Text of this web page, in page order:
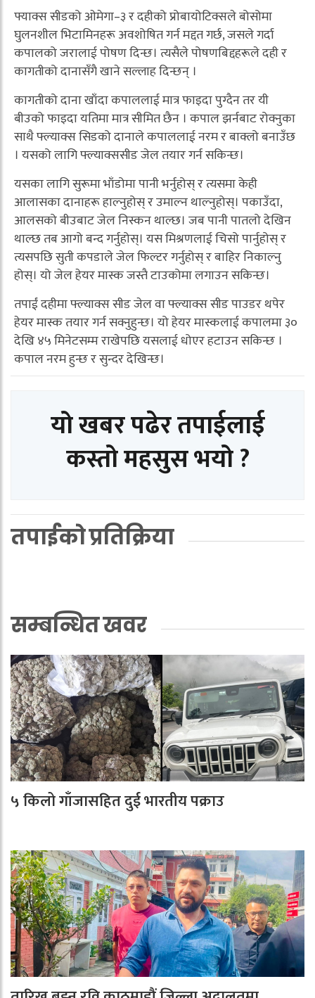
फ्याक्स सीडको ओमेगा–३ र दहीको प्रोबायोटिक्सले बोसोमा
घुलनशील भिटामिनहरू अवशोषित गर्न मद्दत गर्छ, जसले गर्दा
कपालको जरालाई पोषण दिन्छ। त्यसैले पोषणबिद्दहरूले दही र
कागतीको दानासँगै खाने सल्लाह दिन्छन् ।
कागतीको दाना खाँदा कपाललाई मात्र फाइदा पुग्दैन तर यी
बीउको फाइदा यतिमा मात्र सीमित छैन । कपाल झर्नबाट रोक्नुका
साथै फ्ल्याक्स सिडको दानाले कपाललाई नरम र बाक्लो बनाउँछ
। यसको लागि फ्ल्याक्ससीड जेल तयार गर्न सकिन्छ।
यसका लागि सुरूमा भाँडोमा पानी भर्नुहोस् र त्यसमा केही
आलासका दानाहरू हाल्नुहोस् र उमाल्न थाल्नुहोस्। पकाउँदा,
आलसको बीउबाट जेल निस्कन थाल्छ। जब पानी पातलो देखिन
थाल्छ तब आगो बन्द गर्नुहोस्। यस मिश्रणलाई चिसो पार्नुहोस् र
त्यसपछि सुती कपडाले जेल फिल्टर गर्नुहोस् र बाहिर निकाल्नु
होस्। यो जेल हेयर मास्क जस्तै टाउकोमा लगाउन सकिन्छ।
तपाईं दहीमा फ्ल्याक्स सीड जेल वा फ्ल्याक्स सीड पाउडर थपेर
हेयर मास्क तयार गर्न सक्नुहुन्छ। यो हेयर मास्कलाई कपालमा ३०
देखि ४५ मिनेटसम्म राखेपछि यसलाई धोएर हटाउन सकिन्छ ।
कपाल नरम हुन्छ र सुन्दर देखिन्छ।
यो खबर पढेर तपाईलाई
कस्तो महसुस भयो ?
तपाईको प्रतिक्रिया
सम्बन्धित खवर
५ किलो गाँजासहित दुई भारतीय पक्राउ